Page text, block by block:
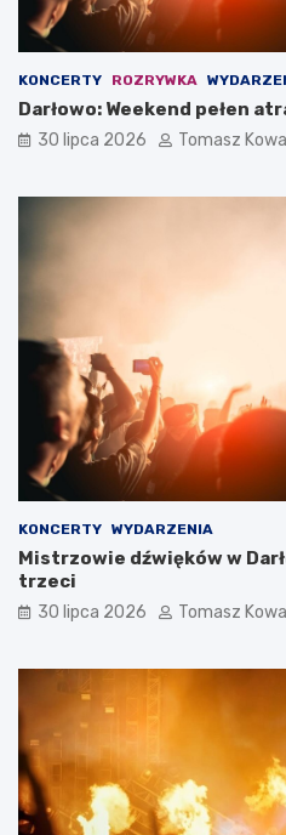
KONCERTY ROZRYWKA
Darłowo: Weekend pełen
30 lipca 2026 Tomasz
KONCERTY WYDARZENIA
Mistrzowie dźwięków w
trzeci
30 lipca 2026 Tomasz